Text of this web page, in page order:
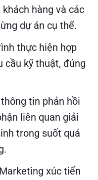
hàng và các
dự án cụ thể.
thực hiện hợp
cầu kỹ thuật, đúng
tin phản hồi
liên quan giải
trong suốt quá
xúc tiến